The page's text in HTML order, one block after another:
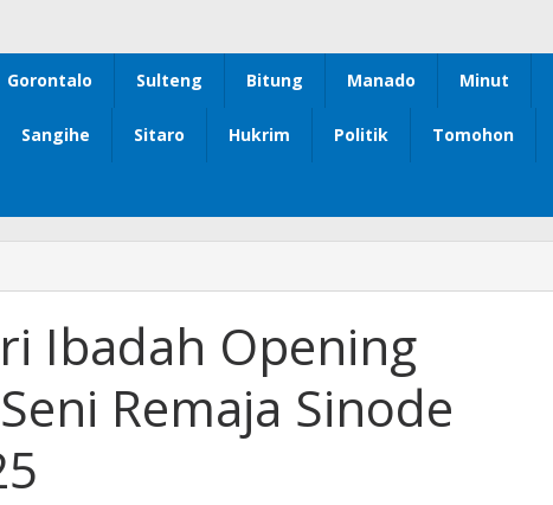
Gorontalo Sulteng Bitung Manado Minut
Sangihe Sitaro Hukrim Politik Tomohon
Ibadah Opening
Remaja Sinode